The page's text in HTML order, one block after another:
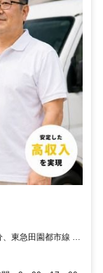
東急田園都市線 藤
市線 田奈徒歩約30